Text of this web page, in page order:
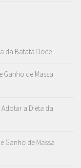
da Batata Doce
Ganho de Massa
a Dieta da
Ganho de Massa